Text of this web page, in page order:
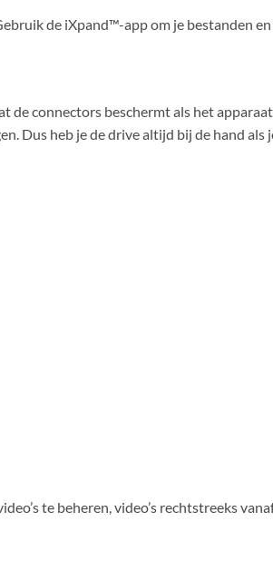
de iXpand™-app om je bestanden
connectors beschermt als het
Dus heb je de drive altijd bij de hand
te beheren, video’s rechtstreeks